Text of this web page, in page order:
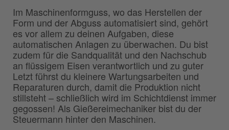
Im Maschinenformguss, wo das Herstellen der
Form und der Abguss automatisiert sind, gehört
es vor allem zu deinen Aufgaben, diese
automatischen Anlagen zu überwachen. Du bist
zudem für die Sandqualität und den Nachschub
an flüssigem Eisen verantwortlich und zu guter
Letzt führst du kleinere Wartungsarbeiten und
Reparaturen durch, damit die Produktion nicht
stillsteht – schließlich wird im Schichtdienst immer
gegossen! Als Gießereimechaniker bist du der
Steuermann hinter den Maschinen.